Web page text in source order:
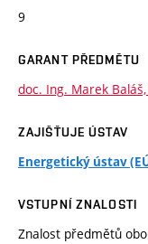
9
GARANT PŘEDMĚTU
doc. Ing. Marek Baláš,
ZAJIŠŤUJE ÚSTAV
Energetický ústav
VSTUPNÍ ZNALOSTI
Znalost předmětů